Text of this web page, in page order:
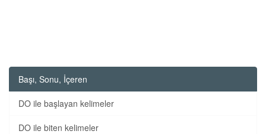
Başı, Sonu, İçeren
DO ile başlayan kelimeler
DO ile biten kelimeler